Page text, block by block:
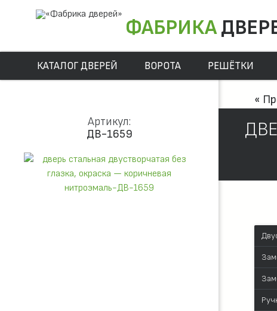
ФАБРИКА
КАТАЛОГ ДВЕРЕЙ ВОРОТА РЕШЁТКИ
Артикул:
ДВ-1659
«